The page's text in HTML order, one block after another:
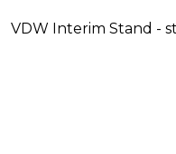
VDW Interim Stand -